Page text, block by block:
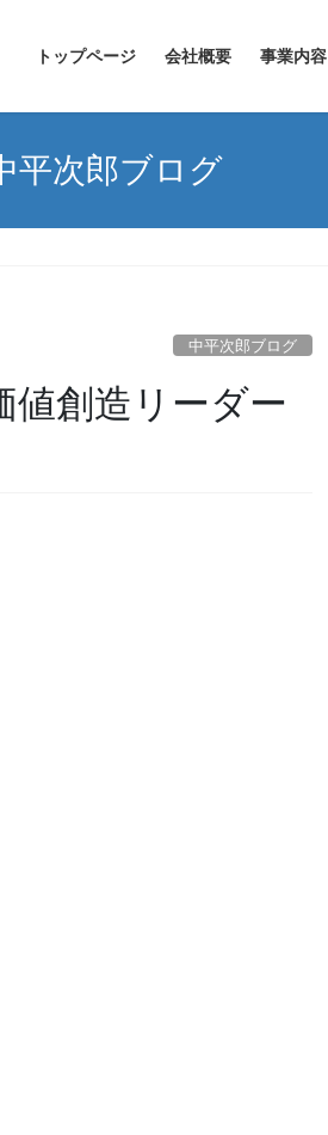
トップページ 会社概要 事業内容
平次郎ブログ
中平次郎ブログ
値創造リーダー